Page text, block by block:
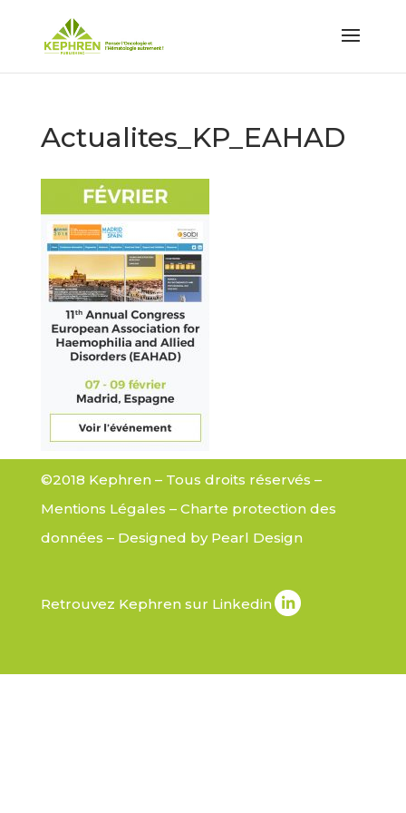
Actualites_KP_EAHAD
©2018 Kephren – Tous droits réservés –
Mentions Légales – Charte protection des
données – Designed by Pearl Design
Retrouvez Kephren sur Linkedin